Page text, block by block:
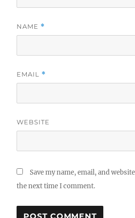
NAME *
EMAIL *
WEBSITE
Save my name, email, and
the next time I comment.